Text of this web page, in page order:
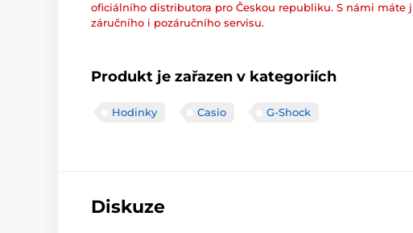
oficiálního distributora pro Českou republiku. S námi máte
záručního i pozáručního servisu.
Produkt je zařazen v kategoriích
Hodinky Casio G-Shock
Diskuze